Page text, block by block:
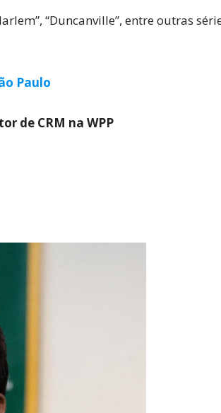
“Duncanville”, entre outras
Paulo
de CRM na WPP